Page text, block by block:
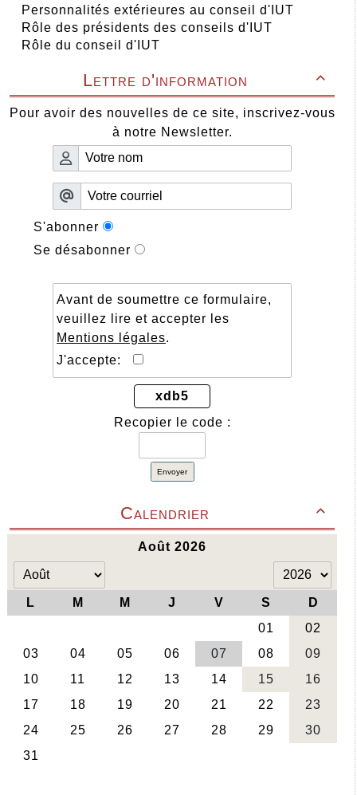
Personnalités extérieures au conseil d'IUT
Rôle des présidents des conseils d'IUT
Rôle du conseil d'IUT

Lettre d'information
Pour avoir des nouvelles de ce site, inscrivez-vous
à notre Newsletter.
S'abonner
Se désabonner
Avant de soumettre ce formulaire,
veuillez lire et accepter les
Mentions légales.
J'accepte:
xdb5
Recopier le code :
Envoyer

Calendrier